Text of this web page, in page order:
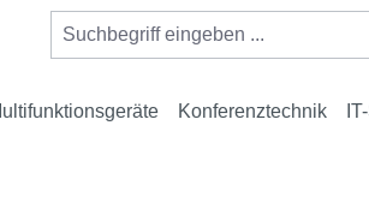
Konferenztechnik